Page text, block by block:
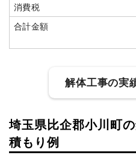
ブロック塀撤去
23m²
植木・植栽撤去
1台
室内残置物撤去
消費税
合計金額
解体工事の実
建物の種類/構造
埼玉県比企郡小川町
積もり例